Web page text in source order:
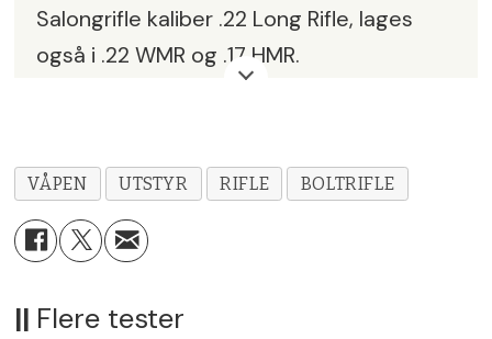
Salongrifle kaliber .22 Long Rifle, lages
også i .22 WMR og .17 HMR.
Munningsdiameter:23 mm. Gjenget 1⁄2-
28.
To magasiner, fem og ti patroner.
Justerbart avtrekk. Skjefte i kunststoff.
VÅPEN UTSTYR RIFLE BOLTRIFLE
|| Flere tester